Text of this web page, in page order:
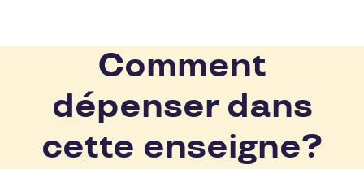
Comment
dépenser dans
cette enseigne?